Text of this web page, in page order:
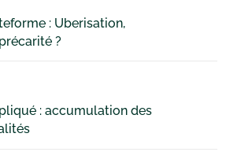
: Uberisation,
?
: accumulation des